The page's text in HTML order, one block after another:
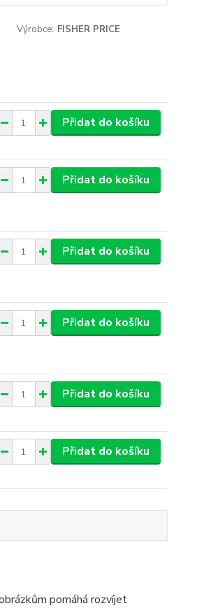
Výrobce: FISHER PRICE
Přidat do košíku
Přidat do košíku
Přidat do košíku
Přidat do košíku
Přidat do košíku
Přidat do košíku
pomáhá rozvíjet